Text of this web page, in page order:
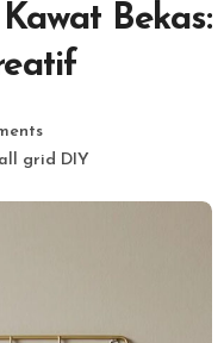
Bekas:
grid DIY